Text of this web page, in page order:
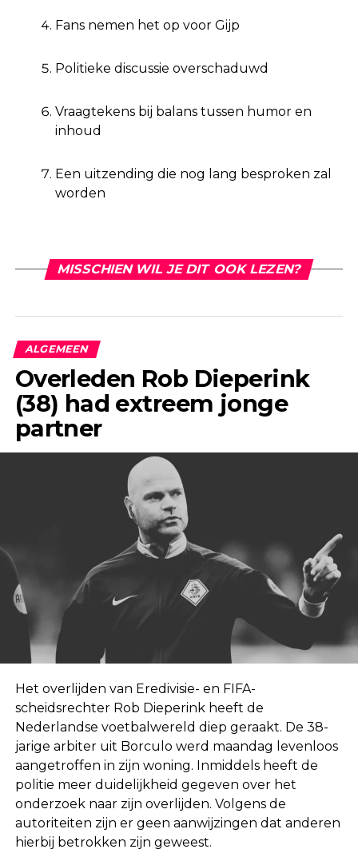
Fans nemen het op voor Gijp
Politieke discussie overschaduwd
Vraagtekens bij balans tussen humor en
inhoud
Een uitzending die nog lang besproken zal
worden
MISSCHIEN WIL JE DIT OOK LEZEN?
ALGEMEEN
Overleden Rob Dieperink
(38) had extreem jonge
partner
Het overlijden van Eredivisie- en FIFA-
scheidsrechter Rob Dieperink heeft de
Nederlandse voetbalwereld diep geraakt. De 38-
jarige arbiter uit Borculo werd maandag levenloos
aangetroffen in zijn woning. Inmiddels heeft de
politie meer duidelijkheid gegeven over het
onderzoek naar zijn overlijden. Volgens de
autoriteiten zijn er geen aanwijzingen dat anderen
hierbij betrokken zijn geweest.